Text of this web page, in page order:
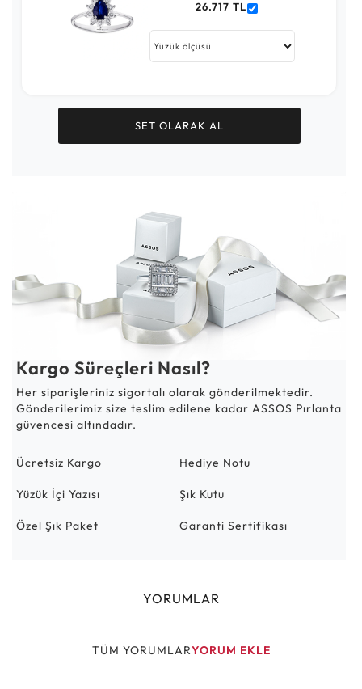
26.717 TL
SET OLARAK AL
Kargo Süreçleri Nasıl?
Her siparişleriniz sigortalı olarak gönderilmektedir.
Gönderilerimiz size teslim edilene kadar ASSOS Pırlanta
güvencesi altındadır.
Ücretsiz Kargo Hediye Notu
Yüzük İçi Yazısı Şık Kutu
Özel Şık Paket Garanti Sertifikası
YORUMLAR
TÜM YORUMLARYORUM EKLE